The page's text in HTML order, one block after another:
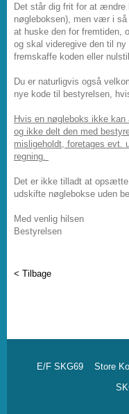
Det står dig frit for at ændre
nøgleboksen), men vær i
at huske den for fremtiden,
og skal videregive den til
fremskaffe koden eller
Du er naturligvis også
nye kode til bestyrelsen,
Hvis en nøgleboks ikke
og ikke delt den med
misligeholdt, foretages evt.
regning.
Det er ikke tilladt at
udskifte nøglebokse uden
Med venlig hilsen
Bestyrelsen
< Tilbage
E/F SKG69 Store